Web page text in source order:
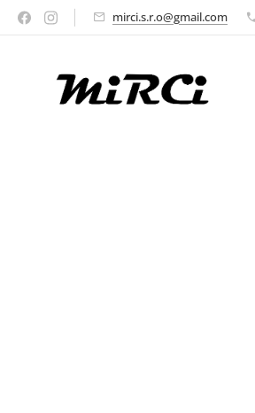
mirci.s.r.o@gmail.com